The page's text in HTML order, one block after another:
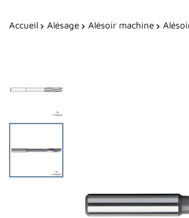
Accueil Alésage Alésoir machine